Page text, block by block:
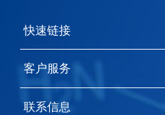
快速链接
客户服务
联系信息